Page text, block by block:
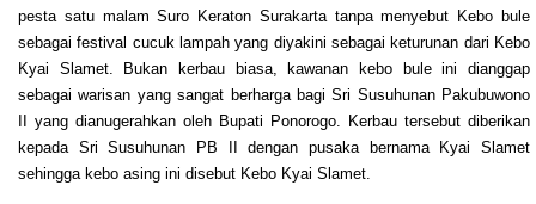
pesta satu malam Suro Keraton Surakarta tanpa menyebut Kebo bule
sebagai festival cucuk lampah yang diyakini sebagai keturunan dari Kebo
Kyai Slamet. Bukan kerbau biasa, kawanan kebo bule ini dianggap
sebagai warisan yang sangat berharga bagi Sri Susuhunan Pakubuwono
II yang dianugerahkan oleh Bupati Ponorogo. Kerbau tersebut diberikan
kepada Sri Susuhunan PB II dengan pusaka bernama Kyai Slamet
sehingga kebo asing ini disebut Kebo Kyai Slamet.